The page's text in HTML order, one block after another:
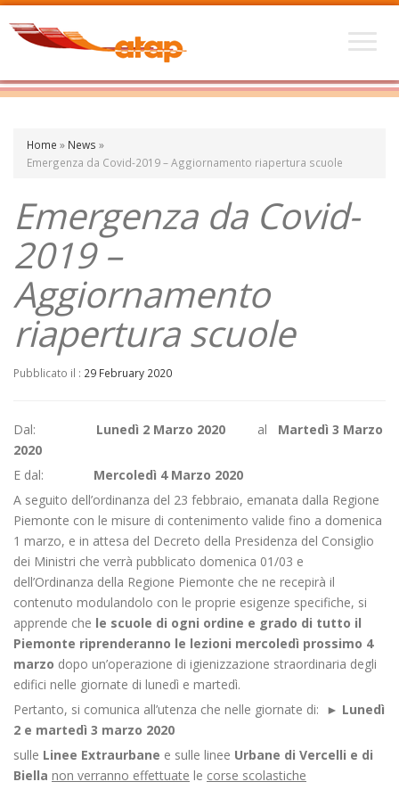
Home » News »
Emergenza da Covid-2019 – Aggiornamento riapertura scuole
Emergenza da Covid-
2019 –
Aggiornamento
riapertura scuole
Pubblicato il : 29 February 2020
Dal: Lunedì 2 Marzo 2020 al Martedì 3 Marzo
2020
E dal: Mercoledì 4 Marzo 2020
A seguito dell’ordinanza del 23 febbraio, emanata dalla Regione
Piemonte con le misure di contenimento valide fino a domenica
1 marzo, e in attesa del Decreto della Presidenza del Consiglio
dei Ministri che verrà pubblicato domenica 01/03 e
dell’Ordinanza della Regione Piemonte che ne recepirà il
contenuto modulandolo con le proprie esigenze specifiche, si
apprende che le scuole di ogni ordine e grado di tutto il
Piemonte riprenderanno le lezioni mercoledì prossimo 4
marzo dopo un’operazione di igienizzazione straordinaria degli
edifici nelle giornate di lunedì e martedì.
Pertanto, si comunica all’utenza che nelle giornate di: ► Lunedì
2 e martedì 3 marzo 2020
sulle Linee Extraurbane e sulle linee Urbane di Vercelli e di
Biella non verranno effettuate le corse scolastiche